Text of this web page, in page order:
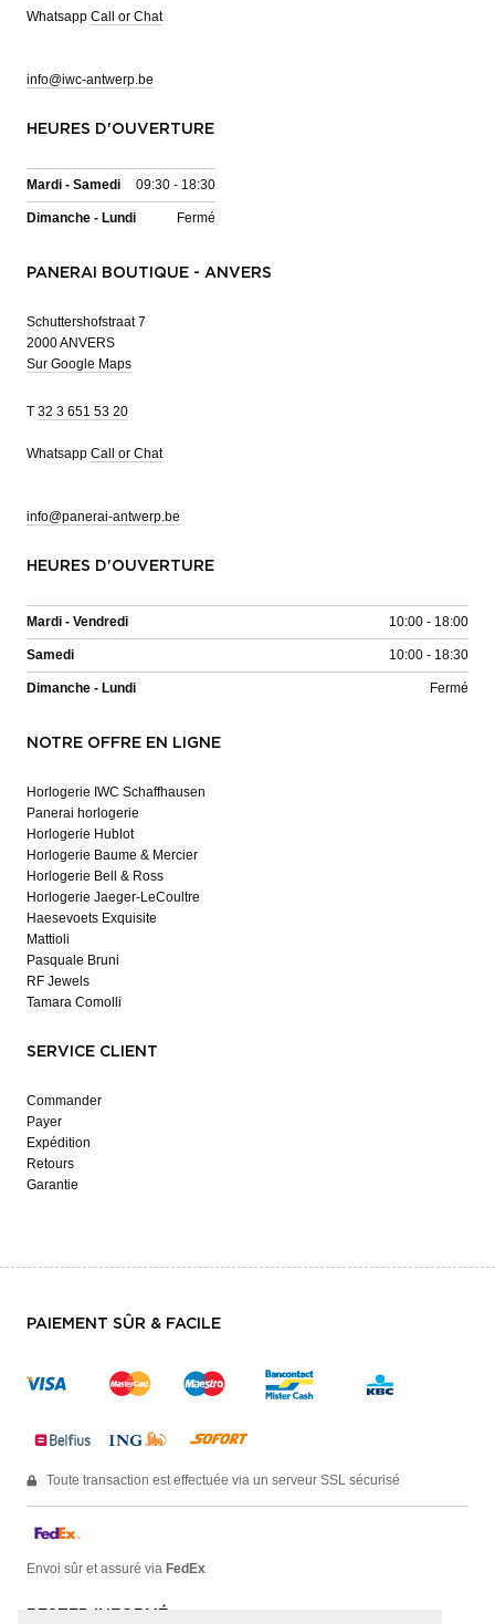
Whatsapp Call or Chat
info@iwc-antwerp.be
HEURES D'OUVERTURE
Mardi - Samedi 09:30 - 18:30
Dimanche - Lundi Fermé
PANERAI BOUTIQUE - ANVERS
Schuttershofstraat 7
2000 ANVERS
Sur Google Maps
T 32 3 651 53 20
Whatsapp Call or Chat
info@panerai-antwerp.be
HEURES D'OUVERTURE
Mardi - Vendredi 10:00 - 18:00
Samedi 10:00 - 18:30
Dimanche - Lundi Fermé
NOTRE OFFRE EN LIGNE
Horlogerie IWC Schaffhausen
Panerai horlogerie
Horlogerie Hublot
Horlogerie Baume & Mercier
Horlogerie Bell & Ross
Horlogerie Jaeger-LeCoultre
Haesevoets Exquisite
Mattioli
Pasquale Bruni
RF Jewels
Tamara Comolli
SERVICE CLIENT
Commander
Payer
Expédition
Retours
Garantie
PAIEMENT SÛR & FACILE
Toute transaction est effectuée via un serveur SSL sécurisé
Envoi sûr et assuré via FedEx
RESTER INFORMÉ